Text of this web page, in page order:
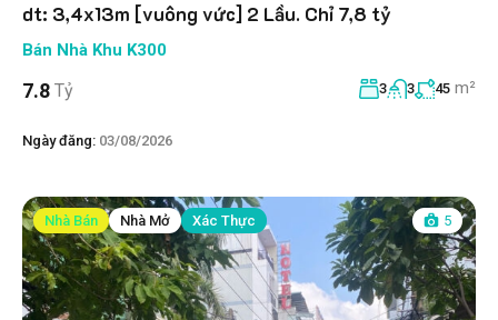
dt: 3,4x13m [vuông vức] 2 Lầu. Chỉ 7,8 tỷ
Bán Nhà Khu K300
7.8 Tỷ 3 3 45 m²
Ngày đăng: 03/08/2026
Nhà Bán Nhà Mở Xác Thực 5